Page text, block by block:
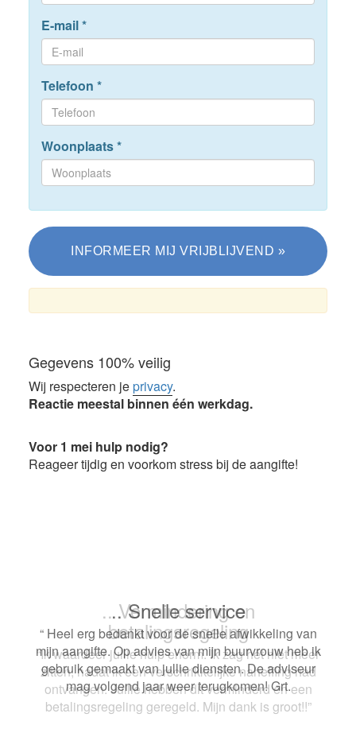
E-mail*
Telefoon *
Woonplaats*
Gegevens 100% veilig
Wij respecteren jeprivacy.
Reactie meestal binnen één werkdag.
Voor 1 mei hulp nodig?
Reageer tijdig en voorkom stress bij de aangifte!
.. Snelle service
“ Heel erg bedankt voor de snelle afwikkeling van
mijn aangifte. Op advies van mijn buurvrouw heb ik
gebruik gemaakt van jullie diensten. De adviseur
mag volgend jaar weer terugkomen! Grt.